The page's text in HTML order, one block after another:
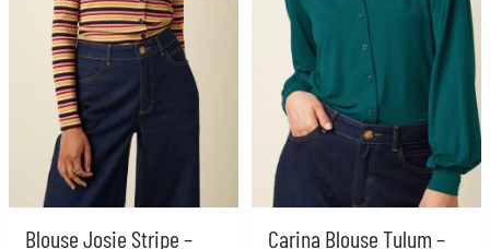
Blouse Josie Stripe – Carina Blouse Tulum –